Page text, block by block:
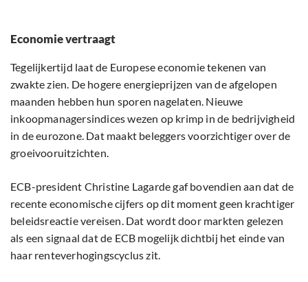
Economie vertraagt
Tegelijkertijd laat de Europese economie tekenen van
zwakte zien. De hogere energieprijzen van de afgelopen
maanden hebben hun sporen nagelaten. Nieuwe
inkoopmanagersindices wezen op krimp in de bedrijvigheid
in de eurozone. Dat maakt beleggers voorzichtiger over de
groeivooruitzichten.
ECB-president Christine Lagarde gaf bovendien aan dat de
recente economische cijfers op dit moment geen krachtiger
beleidsreactie vereisen. Dat wordt door markten gelezen
als een signaal dat de ECB mogelijk dichtbij het einde van
haar renteverhogingscyclus zit.